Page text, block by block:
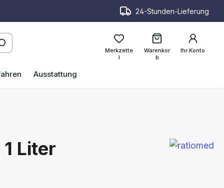
24-Stunden-Lieferung
Merkzette
l
Ihr Konto
Warenkor
b
Ausstattung
Liter